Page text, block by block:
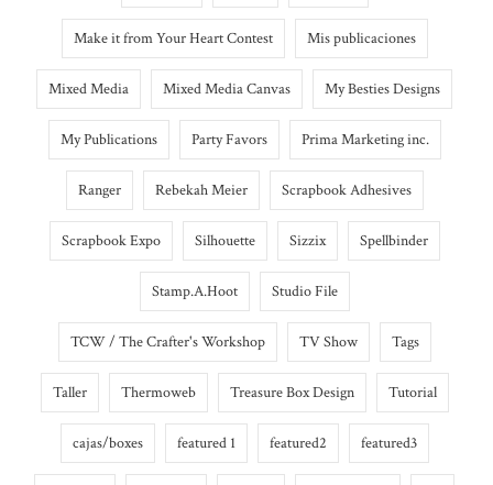
Make it from Your Heart Contest Mis publicaciones
Mixed Media Mixed Media Canvas My Besties Designs
My Publications Party Favors Prima Marketing inc.
Ranger Rebekah Meier Scrapbook Adhesives
Scrapbook Expo Silhouette Sizzix Spellbinder
Stamp.A.Hoot Studio File
TCW / The Crafter's Workshop TV Show Tags
Taller Thermoweb Treasure Box Design Tutorial
cajas/boxes featured 1 featured2 featured3